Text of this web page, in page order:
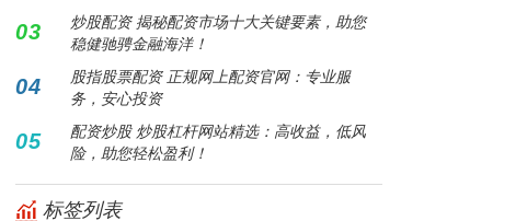
03
炒股配资 揭秘配资市场十大关键要素，助您
稳健驰骋金融海洋！
04
股指股票配资 正规网上配资官网：专业服
务，安心投资
05
配资炒股 炒股杠杆网站精选：高收益，低风
险，助您轻松盈利！
标签列表